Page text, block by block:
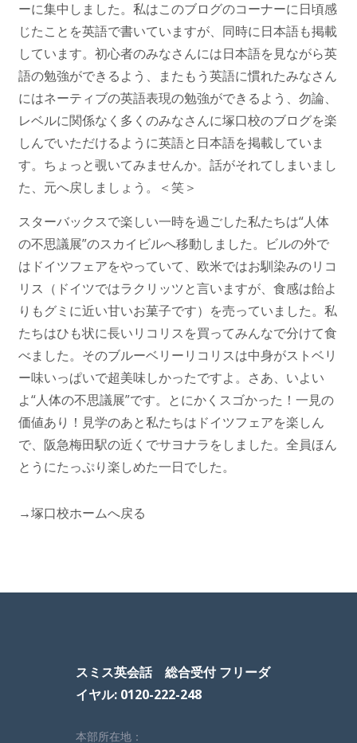
ーに集中しました。私はこのブログのコーナーに日頃感
じたことを英語で書いていますが、同時に日本語も掲載
しています。初心者のみなさんには日本語を見ながら英
語の勉強ができるよう、またもう英語に慣れたみなさん
にはネーティブの英語表現の勉強ができるよう、勿論、
レベルに関係なく多くのみなさんに塚口校のブログを楽
しんでいただけるように英語と日本語を掲載していま
す。ちょっと覗いてみませんか。話がそれてしまいまし
た、元へ戻しましょう。＜笑＞
スターバックスで楽しい一時を過ごした私たちは“人体
の不思議展”のスカイビルへ移動しました。ビルの外で
はドイツフェアをやっていて、欧米ではお馴染みのリコ
リス（ドイツではラクリッツと言いますが、食感は飴よ
りもグミに近い甘いお菓子です）を売っていました。私
たちはひも状に長いリコリスを買ってみんなで分けて食
べました。そのブルーベリーリコリスは中身がストベリ
ー味いっぱいで超美味しかったですよ。さあ、いよい
よ“人体の不思議展”です。とにかくスゴかった！一見の
価値あり！見学のあと私たちはドイツフェアを楽しん
で、阪急梅田駅の近くでサヨナラをしました。全員ほん
とうにたっぷり楽しめた一日でした。
→塚口校ホームへ戻る
スミス英会話 総合受付 フリーダ
イヤル: 0120-222-248
本部所在地：